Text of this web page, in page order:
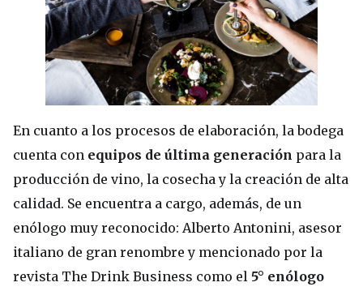
En cuanto a los procesos de elaboración, la bodega
cuenta con equipos de última generación para la
producción de vino, la cosecha y la creación de alta
calidad. Se encuentra a cargo, además, de un
enólogo muy reconocido: Alberto Antonini, asesor
italiano de gran renombre y mencionado por la
revista The Drink Business como el 5° enólogo